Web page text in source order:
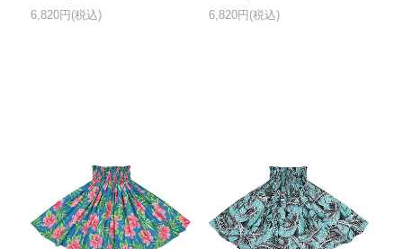
6,820円(税込) 6,820円(税込)